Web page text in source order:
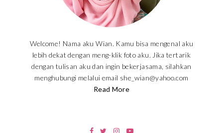
Welcome! Nama aku Wian. Kamu bisa mengenal aku
lebih dekat dengan meng-klik foto aku. Jika tertarik
dengan tulisan aku dan ingin bekerjasama, silahkan
menghubungi melalui email she_wian@yahoo.com
Read More